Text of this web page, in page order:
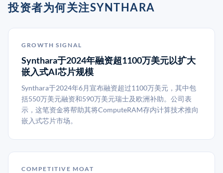
投资者为何关注SYNTHARA
GROWTH SIGNAL
Synthara于2024年融资超1100万美元以扩大
嵌入式AI芯片规模
Synthara于2024年6月宣布融资超过1100万美元，其中包
括550万美元融资和590万美元瑞士及欧洲补助。公司表
示，这笔资金将帮助其将ComputeRAM存内计算技术推向
嵌入式芯片市场。
COMPETITIVE MOAT